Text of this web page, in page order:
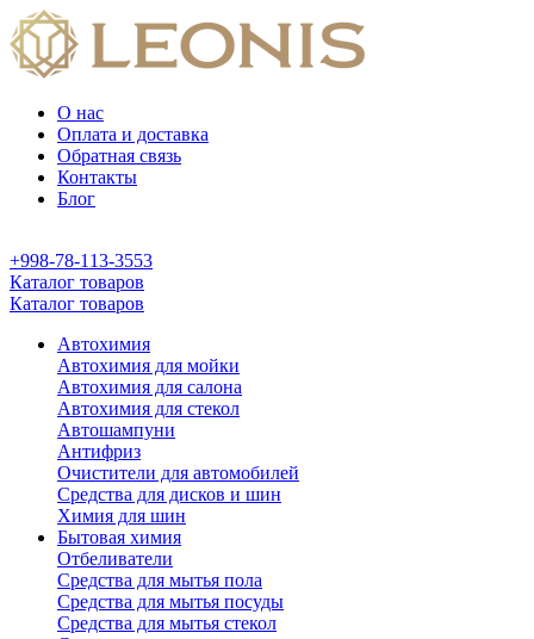
О нас
Оплата и доставка
Обратная связь
Контакты
Блог
+998-78-113-3553
Каталог товаров
Каталог товаров
Автохимия
Автохимия для мойки
Автохимия для салона
Автохимия для стекол
Автошампуни
Антифриз
Очистители для автомобилей
Средства для дисков и шин
Химия для шин
Бытовая химия
Отбеливатели
Средства для мытья пола
Средства для мытья посуды
Средства для мытья стекол